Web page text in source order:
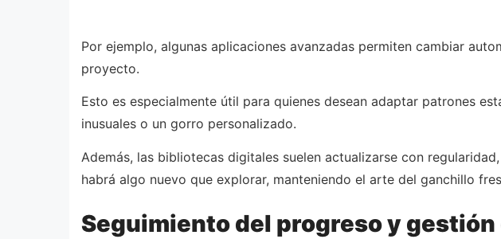
Por ejemplo, algunas aplicaciones avanzadas permiten cambiar
proyecto.
Esto es especialmente útil para quienes desean adaptar patrones
inusuales o un gorro personalizado.
Además, las bibliotecas digitales suelen actualizarse con
habrá algo nuevo que explorar, manteniendo el arte del ganchillo
Seguimiento del progreso y